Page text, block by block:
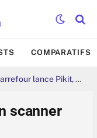
COMPARATIFS
lance Pikit, un scanner pour faire ses courses
scanner